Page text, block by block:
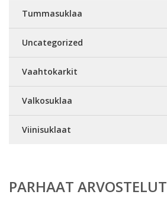
Tummasuklaa
Uncategorized
Vaahtokarkit
Valkosuklaa
Viinisuklaat
PARHAAT ARVOSTELUT